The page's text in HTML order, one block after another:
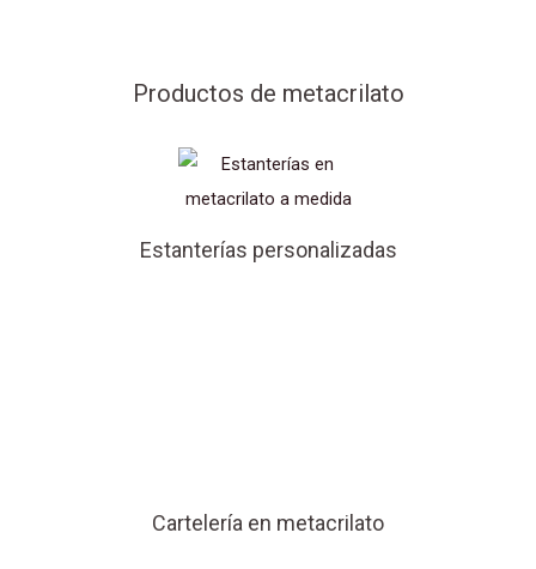
Productos de metacrilato
Estanterías personalizadas
Cartelería en metacrilato